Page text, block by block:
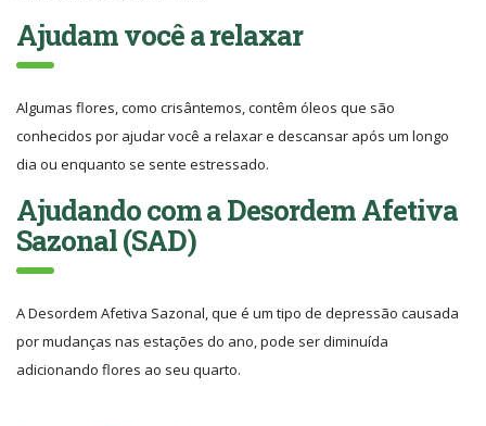
Ajudam você a relaxar
Algumas flores, como crisântemos, contêm óleos que são
conhecidos por ajudar você a relaxar e descansar após um longo
dia ou enquanto se sente estressado.
Ajudando com a Desordem Afetiva
Sazonal (SAD)
A Desordem Afetiva Sazonal, que é um tipo de depressão causada
por mudanças nas estações do ano, pode ser diminuída
adicionando flores ao seu quarto.